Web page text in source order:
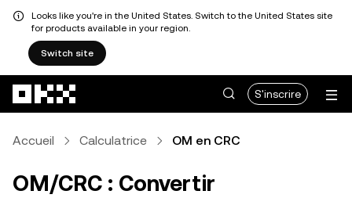
Looks like you're in the United States. Switch to the United States site
for products available in your region.
Switch site
S'inscrire
Accueil Calculatrice OM en CRC
OM/CRC : Convertir